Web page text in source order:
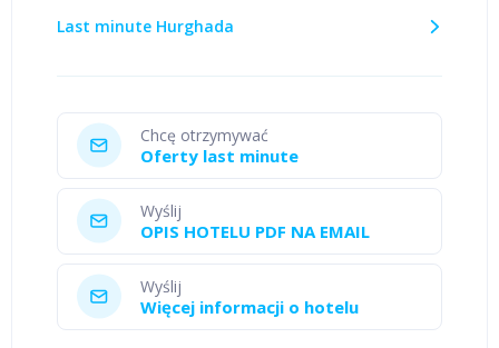
Last minute Hurghada
Chcę otrzymywać
Oferty last minute
Wyślij
OPIS HOTELU PDF NA EMAIL
Wyślij
Więcej informacji o hotelu